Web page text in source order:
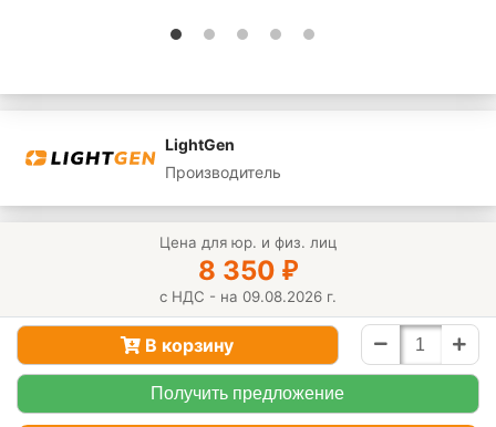
LightGen
Производитель
Цена для юр. и физ. лиц
8 350 ₽
с НДС - на 09.08.2026 г.
В корзину
Получить предложение